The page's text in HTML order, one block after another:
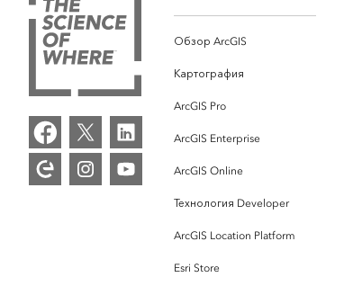
Обзор ArcGIS
Картография
ArcGIS Pro
ArcGIS Enterprise
ArcGIS Online
Технология Developer
ArcGIS Location Platform
Esri Store